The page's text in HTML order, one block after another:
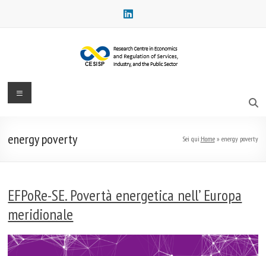
CESISP
Research
Economics
and
Regulation
Menu
energy poverty Sei qui:Home» energy poverty
EFPoRe-SE. Povertà energetica nell’ Europa
meridionale